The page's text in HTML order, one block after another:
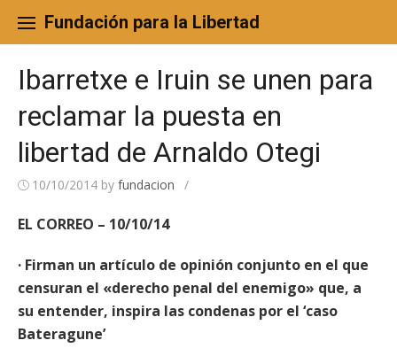
content
Fundación para la Libertad
Ibarretxe e Iruin se unen para
reclamar la puesta en
libertad de Arnaldo Otegi
10/10/2014 by fundacion /
EL CORREO – 10/10/14
· Firman un artículo de opinión conjunto en el que
censuran el «derecho penal del enemigo» que, a
su entender, inspira las condenas por el ‘caso
Bateragune’